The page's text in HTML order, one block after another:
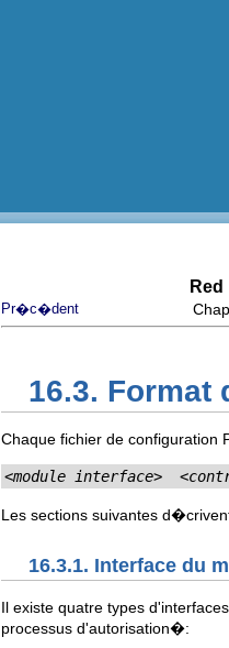
Pr�c�dent
16.3. Format
Chaque fichier de
<module interface>
Les sections suivantes
16.3.1. Interface du
Il existe quatre types
processus d'autorisation�: